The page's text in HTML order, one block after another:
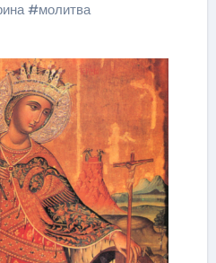
#молитва